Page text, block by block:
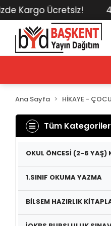
Ücretsiz!
Ana Sayfa HİKAYE -
Tüm Kategoriler
OKUL ÖNCESİ (2-6 YAŞ)
1.SINIF OKUMA YAZMA
BİLSEM HAZIRLIK